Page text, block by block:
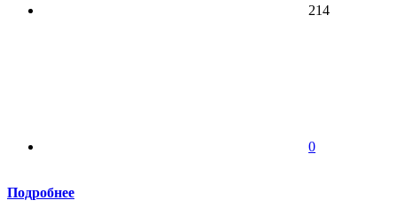
214
0
Подробнее